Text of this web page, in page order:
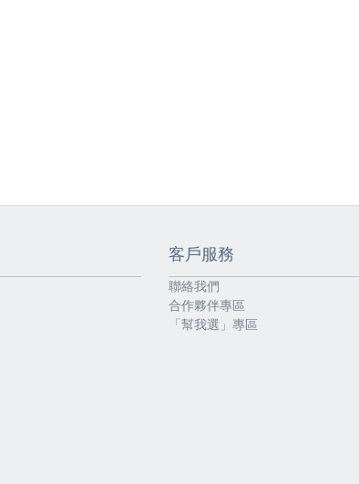
客戶服務
聯絡我們
合作夥伴專區
「幫我選」專區